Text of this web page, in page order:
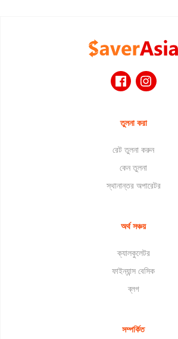
তুলনা করা
রেট তুলনা করুন
কেন তুলনা
স্থানান্তর অপারেটর
অর্থ সঞ্চয়
ক্যালকুলেটর
ফাইন্যান্স বেসিক
ব্লগ
সম্পর্কিত